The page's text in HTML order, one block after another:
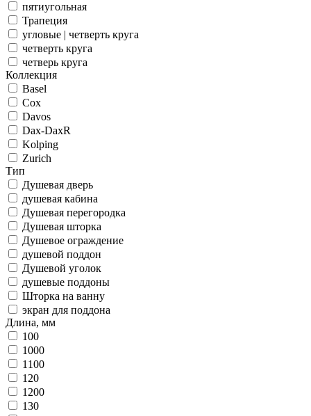
пятиугольная
Трапеция
угловые | четверть круга
четверть круга
четверь круга
Коллекция
Basel
Cox
Davos
Dax-DaxR
Kolping
Zurich
Тип
Душевая дверь
душевая кабина
Душевая перегородка
Душевая шторка
Душевое ограждение
душевой поддон
Душевой уголок
душевые поддоны
Шторка на ванну
экран для поддона
Длина, мм
100
1000
1100
120
1200
130